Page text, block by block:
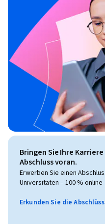
Bringen Sie Ihre
Abschluss voran.
Erwerben Sie einen
Universitäten – 100 % online
Erkunden Sie die